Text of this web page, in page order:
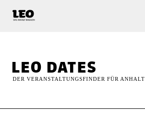
leo dates
DER VERANSTALTUNGSFINDER FÜR ANHALT